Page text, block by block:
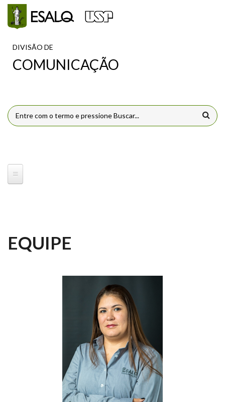
Pular para o conteúdo principal
DIVISÃO DE
COMUNICAÇÃO
FORMULÁRIO DE BUSCA
EQUIPE